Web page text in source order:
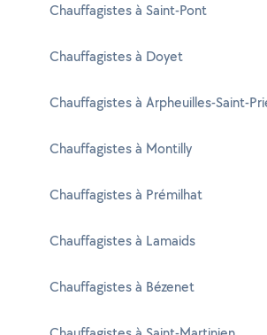
Chauffagistes à Saint-Pont
Chauffagistes à Doyet
Chauffagistes à Arpheuilles-Saint-
Chauffagistes à Montilly
Chauffagistes à Prémilhat
Chauffagistes à Lamaids
Chauffagistes à Bézenet